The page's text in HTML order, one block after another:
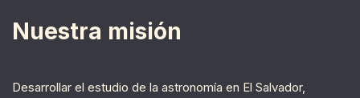
Nuestra misión
Desarrollar el estudio de la astronomía en El Salvador,